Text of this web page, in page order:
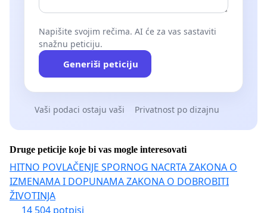
Napišite svojim rečima. AI će za vas sastaviti
snažnu peticiju.
Generiši peticiju
Vaši podaci ostaju vaši Privatnost po dizajnu
Druge peticije koje bi vas mogle interesovati
HITNO POVLAČENJE SPORNOG NACRTA ZAKONA O
IZMENAMA I DOPUNAMA ZAKONA O DOBROBITI
ŽIVOTINJA
14 504 potpisi